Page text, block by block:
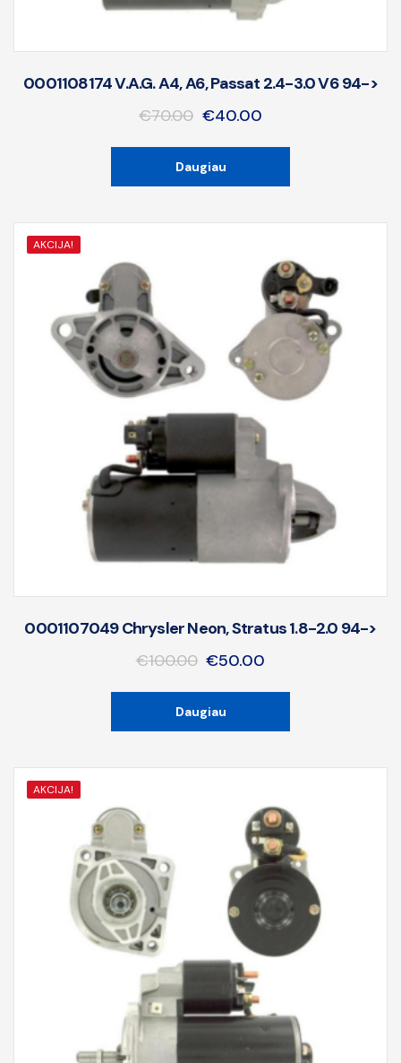
0001108174 V.A.G. A4, A6, Passat 2.4-3.0 V6 94->
€70.00 €40.00
Daugiau
AKCIJA!
0001107049 Chrysler Neon, Stratus 1.8-2.0 94->
€100.00 €50.00
Daugiau
AKCIJA!